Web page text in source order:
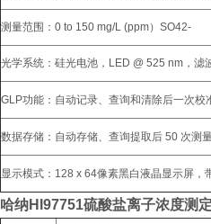
测量范围：0 to 150 mg/L (ppm）SO42-
光学系统：硅光电池，LED @ 525 nm，滤
GLP功能：自动记录、查询和清除后一次校
数据存储：自动存储、查询提取后 50 次测
显示模式：128 x 64像素黑白液晶显示屏，
哈纳HI97751硫酸盐离子浓度测